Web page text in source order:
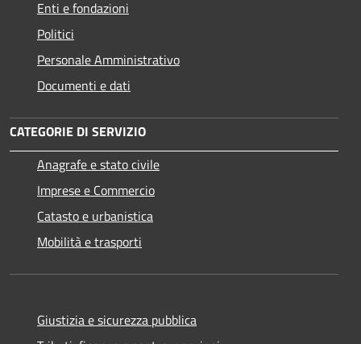
Enti e fondazioni
Politici
Personale Amministrativo
Documenti e dati
CATEGORIE DI SERVIZIO
Anagrafe e stato civile
Imprese e Commercio
Catasto e urbanistica
Mobilità e trasporti
Giustizia e sicurezza pubblica